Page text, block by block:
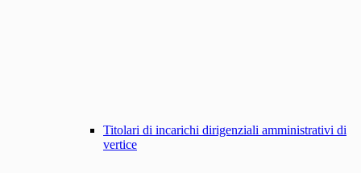
Titolari di incarichi dirigenziali amministrativi di
vertice